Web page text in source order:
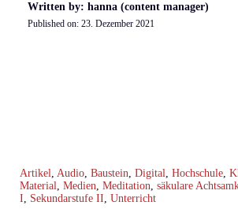
Written by: hanna (content manager)
Published on: 23. Dezember 2021
Artikel, Audio, Baustein, Digital, Hochschule,
Material, Medien, Meditation, säkulare
I, Sekundarstufe II, Unterricht